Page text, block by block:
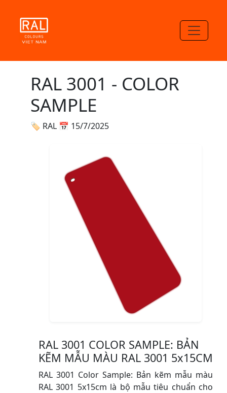
RAL 3001 - COLOR
SAMPLE
🏷 RAL 📅 15/7/2025
RAL 3001 COLOR SAMPLE: BẢN
KẼM MẪU MÀU RAL 3001 5x15CM
RAL 3001 Color Sample: Bản kẽm mẫu màu
RAL 3001 5x15cm là bộ mẫu tiêu chuẩn cho